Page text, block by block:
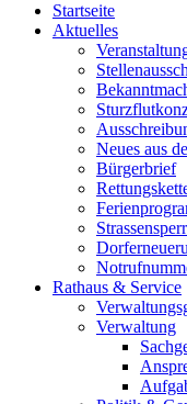
Startseite
Aktuelles
Neues aus
Bürgerbrief
Rathaus & Service
Verwaltung